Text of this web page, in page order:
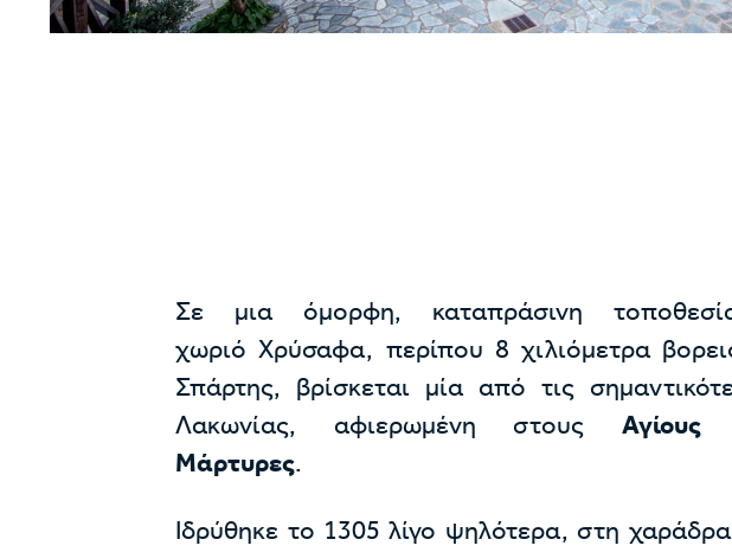
Σε μια όμορφη, καταπράσινη
χωριό Χρύσαφα, περίπου 8 χιλιόμετρα
Σπάρτης, βρίσκεται μία από τις
Λακωνίας, αφιερωμένη στους Αγίους
Μάρτυρες.
Ιδρύθηκε το 1305 λίγο ψηλότερα, στη